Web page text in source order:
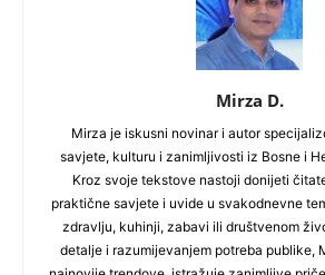
Mirza D.
Mirza je iskusni novinar i autor
savjete, kulturu i zanimljivosti iz Bosne i
Kroz svoje tekstove nastoji donijeti
praktične savjete i uvide u svakodnevne
zdravlju, kuhinji, zabavi ili društvenom
detalje i razumijevanjem potreba publike,